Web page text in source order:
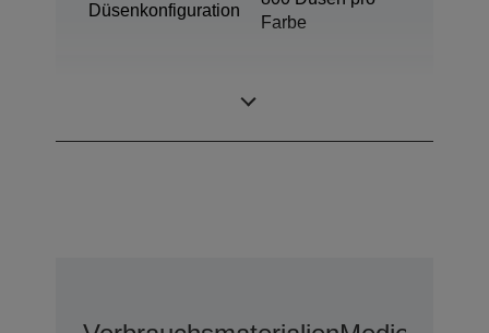
Düsenkonfiguration
Farbe